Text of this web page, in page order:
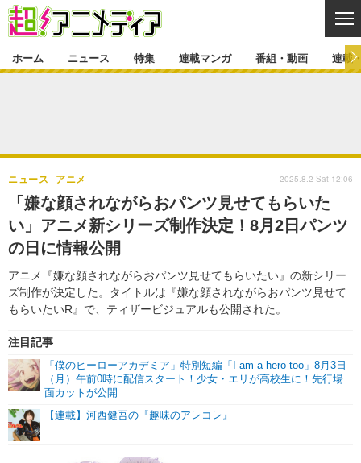
ゲーム・アプリ マンガ
グッズ イベント
声優
舞台 新帝スタ
特集一覧 カバー
ラキりす
連載マンガ
連載マンガ一覧
番組・動画
番組・動画一覧 ラジオ
動画
連載・ブログ
連載・ブログ一覧
編集部ブログ・お知らせ
ホーム ニュース 特集 連載マンガ 番組・動画 連載
「嫌な顔されながらおパンツ見せてもらいた
い」アニメ新シリーズ制作決定！8月2日パンツ
の日に情報公開
アニメ『嫌な顔されながらおパンツ見せてもらいたい』の新シリー
ズ制作が決定した。タイトルは『嫌な顔されながらおパンツ見せて
もらいたいR』で、ティザービジュアルも公開された。
ニュース アニメ
注目記事
「僕のヒーローアカデミア」特別短編「I am a hero too」8月3日
（月）午前0時に配信スタート！少女・エリが高校生に！先行場
面カットが公開
【連載】河西健吾の『趣味のアレコレ』
2025.8.2 Sat 12:06